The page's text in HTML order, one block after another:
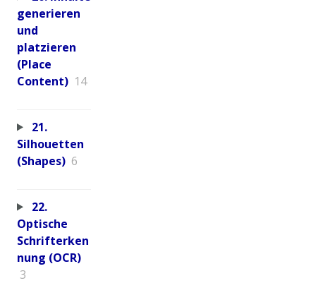
generieren
und
platzieren
(Place
Content) 14
21.
Silhouetten
(Shapes) 6
22.
Optische
Schrifterken
nung (OCR)
3